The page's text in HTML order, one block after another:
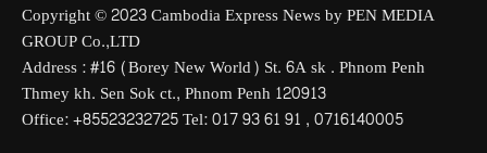
Copyright © 2023 Cambodia Express News by PEN MEDIA
GROUP Co.,LTD
Address : #16 (Borey New World) St. 6A sk . Phnom Penh
Thmey kh. Sen Sok ct., Phnom Penh 120913
Office: +85523232725 Tel: 017 93 61 91 , 0716140005